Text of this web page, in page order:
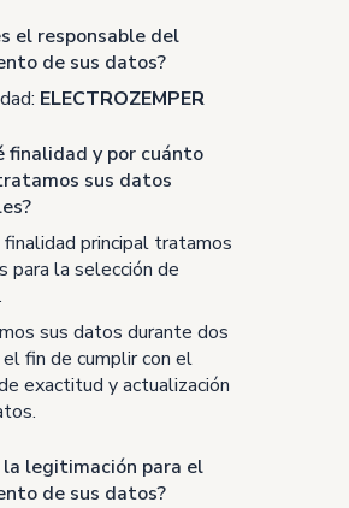
el responsable del
de sus datos?
ELECTROZEMPER
finalidad y por cuánto
sus datos
finalidad principal tratamos
para la selección de
sus datos durante dos
el fin de cumplir con el
exactitud y actualización
la legitimación para el
de sus datos?